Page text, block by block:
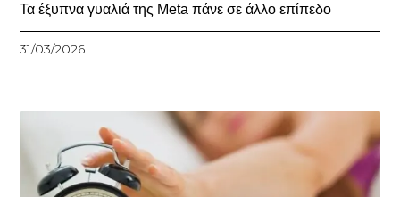
Τα έξυπνα γυαλιά της Meta πάνε σε άλλο επίπεδο
31/03/2026